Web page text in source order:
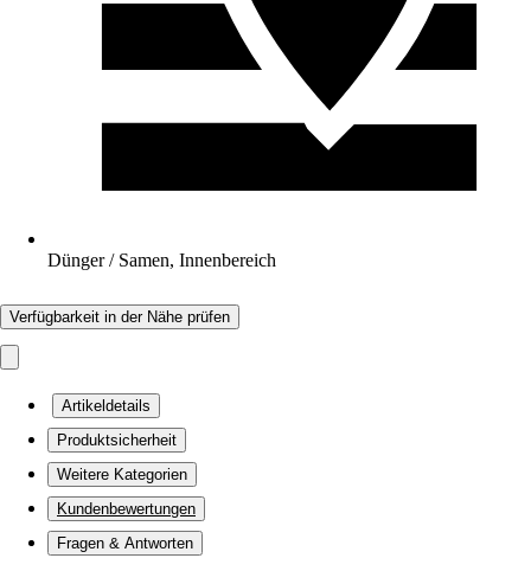
Dünger / Samen, Innenbereich
Verfügbarkeit in der Nähe prüfen
Artikeldetails
Produktsicherheit
Weitere Kategorien
Kundenbewertungen
Fragen & Antworten